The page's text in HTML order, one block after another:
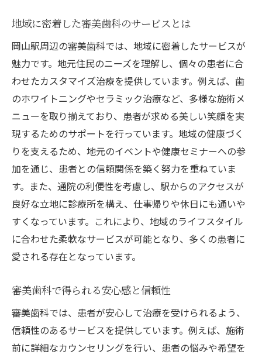
公共交通機関を利用した通いやすさ
駅近だからこその短時間での施術
忙しい方にも便利な診療時間
地域に根ざしたフレンドリーな対応
健康的な口元をサポートする診療とは
あなたの笑顔を変える審美歯科の最新施術とは
安心安全な最新技術の導入
審美性を追求した施術内容
個々のライフスタイルに合わせた治療
新しいアプローチで得られる効果
最新事例紹介とその効果
に入れる方法
インビザラインによる矯正治療
ホワイトニングで生まれ変わる笑顔
セラミックベニアで歯を美しくカバー
地域に密着した審美歯科のサービスとは
岡山駅周辺の審美歯科では、地域に密着したサービスが
魅力です。地元住民のニーズを理解し、個々の患者に合
わせたカスタマイズ治療を提供しています。例えば、歯
のホワイトニングやセラミック治療など、多様な施術メ
ニューを取り揃えており、患者が求める美しい笑顔を実
現するためのサポートを行っています。地域の健康づく
りを支えるため、地元のイベントや健康セミナーへの参
加を通じ、患者との信頼関係を築く努力を重ねていま
す。また、通院の利便性を考慮し、駅からのアクセスが
良好な立地に診療所を構え、仕事帰りや休日にも通いや
すくなっています。これにより、地域のライフスタイル
に合わせた柔軟なサービスが可能となり、多くの患者に
愛される存在となっています。
審美歯科で得られる安心感と信頼性
審美歯科では、患者が安心して治療を受けられるよう、
信頼性のあるサービスを提供しています。例えば、施術
前に詳細なカウンセリングを行い、患者の悩みや希望を